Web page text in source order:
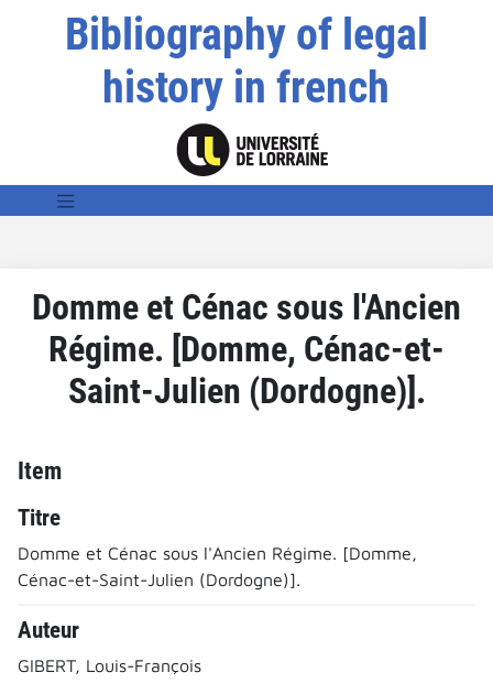
Bibliography of legal
history in french
Domme et Cénac sous l'Ancien
Régime. [Domme, Cénac-et-
Saint-Julien (Dordogne)].
Item
Titre
Domme et Cénac sous l'Ancien Régime. [Domme,
Cénac-et-Saint-Julien (Dordogne)].
Auteur
GIBERT, Louis-François